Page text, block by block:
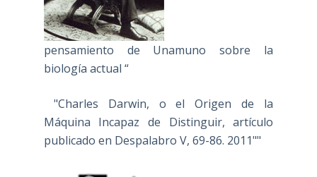
pensamiento de Unamuno sobre la
biología actual “
"Charles Darwin, o el Origen de la
Máquina Incapaz de Distinguir, artículo
publicado en Despalabro V, 69-86. 2011""